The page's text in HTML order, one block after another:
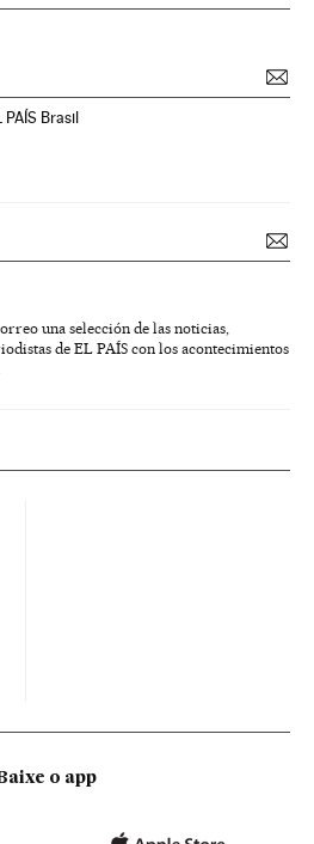
Brasil
una selección de las noticias,
de EL PAÍS con los acontecimientos
o app